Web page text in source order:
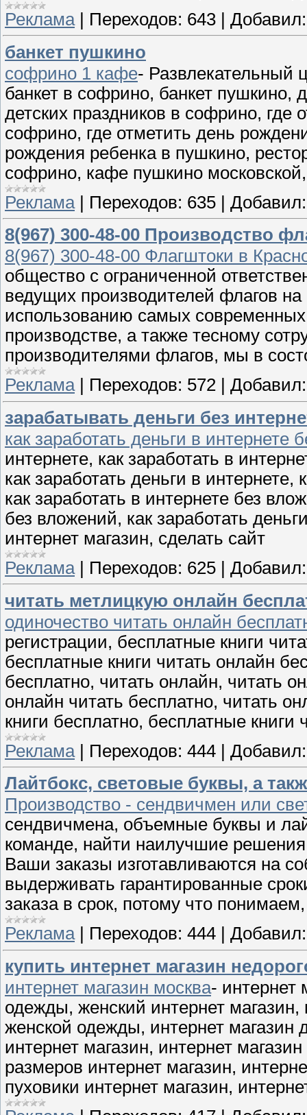
Реклама| Переходов: 643
Добавил:
банкет пушкино
софрино 1 кафе- Развлекательный
банкет в софрино, банкет пушкино,
детских праздников в софрино,
софрино, где отметить день
рождения ребенка в пушкино,
софрино, кафе пушкино
Реклама | Переходов: 635 | Добавил:
8(967) 300-48-00 Производство
8(967) 300-48-00 Флагштоки в
общество с ограниченной
ведущих производителей флагов
использованию самых
производстве, а также тесному
производителями флагов, мы в
Реклама| Переходов: 572
Добавил:
зарабатывать деньги без
как заработать деньги в интернете
интернете, как заработать в
как заработать деньги в
как заработать в интернете без
без вложений, как заработать
интернет магазин, сделать сайт
Реклама| Переходов: 625
Добавил:
читать метлицкую онлайн
одиночество читать онлайн
регистрации, бесплатные книги
бесплатные книги читать онлайн
бесплатно, читать онлайн, читать
онлайн читать бесплатно, читать
книги бесплатно, бесплатные книги
Реклама | Переходов: 444 | Добавил:
Лайтбокс, световые буквы, а
Производство - сендвичмен или
сендвичмена, объемные буквы и
команде, найти наилучшие
Ваши заказы изготавливаются на
выдерживать гарантированные
заказа в срок, потому что
Реклама| Переходов: 444
Добавил:
купить интернет магазин
интернет магазин москва- интернет
одежды, женский интернет магазин,
женской одежды, интернет магазин
интернет магазин, интернет
размеров интернет магазин,
пуховики интернет магазин,